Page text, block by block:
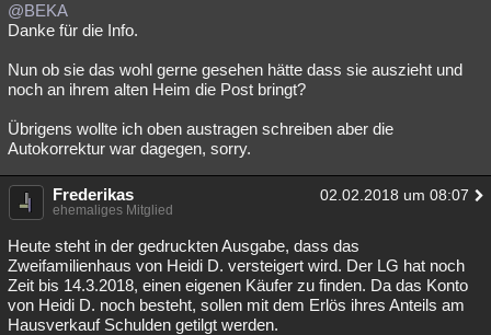
@BEKA
Danke für die Info.
Nun ob sie das wohl gerne gesehen hätte dass sie auszieht und
noch an ihrem alten Heim die Post bringt?
Übrigens wollte ich oben austragen schreiben aber die
Autokorrektur war dagegen, sorry.
Frederikas 02.02.2018 um 08:07
ehemaliges Mitglied
Heute steht in der gedruckten Ausgabe, dass das
Zweifamilienhaus von Heidi D. versteigert wird. Der LG hat noch
Zeit bis 14.3.2018, einen eigenen Käufer zu finden. Da das Konto
von Heidi D. noch besteht, sollen mit dem Erlös ihres Anteils am
Hausverkauf Schulden getilgt werden.